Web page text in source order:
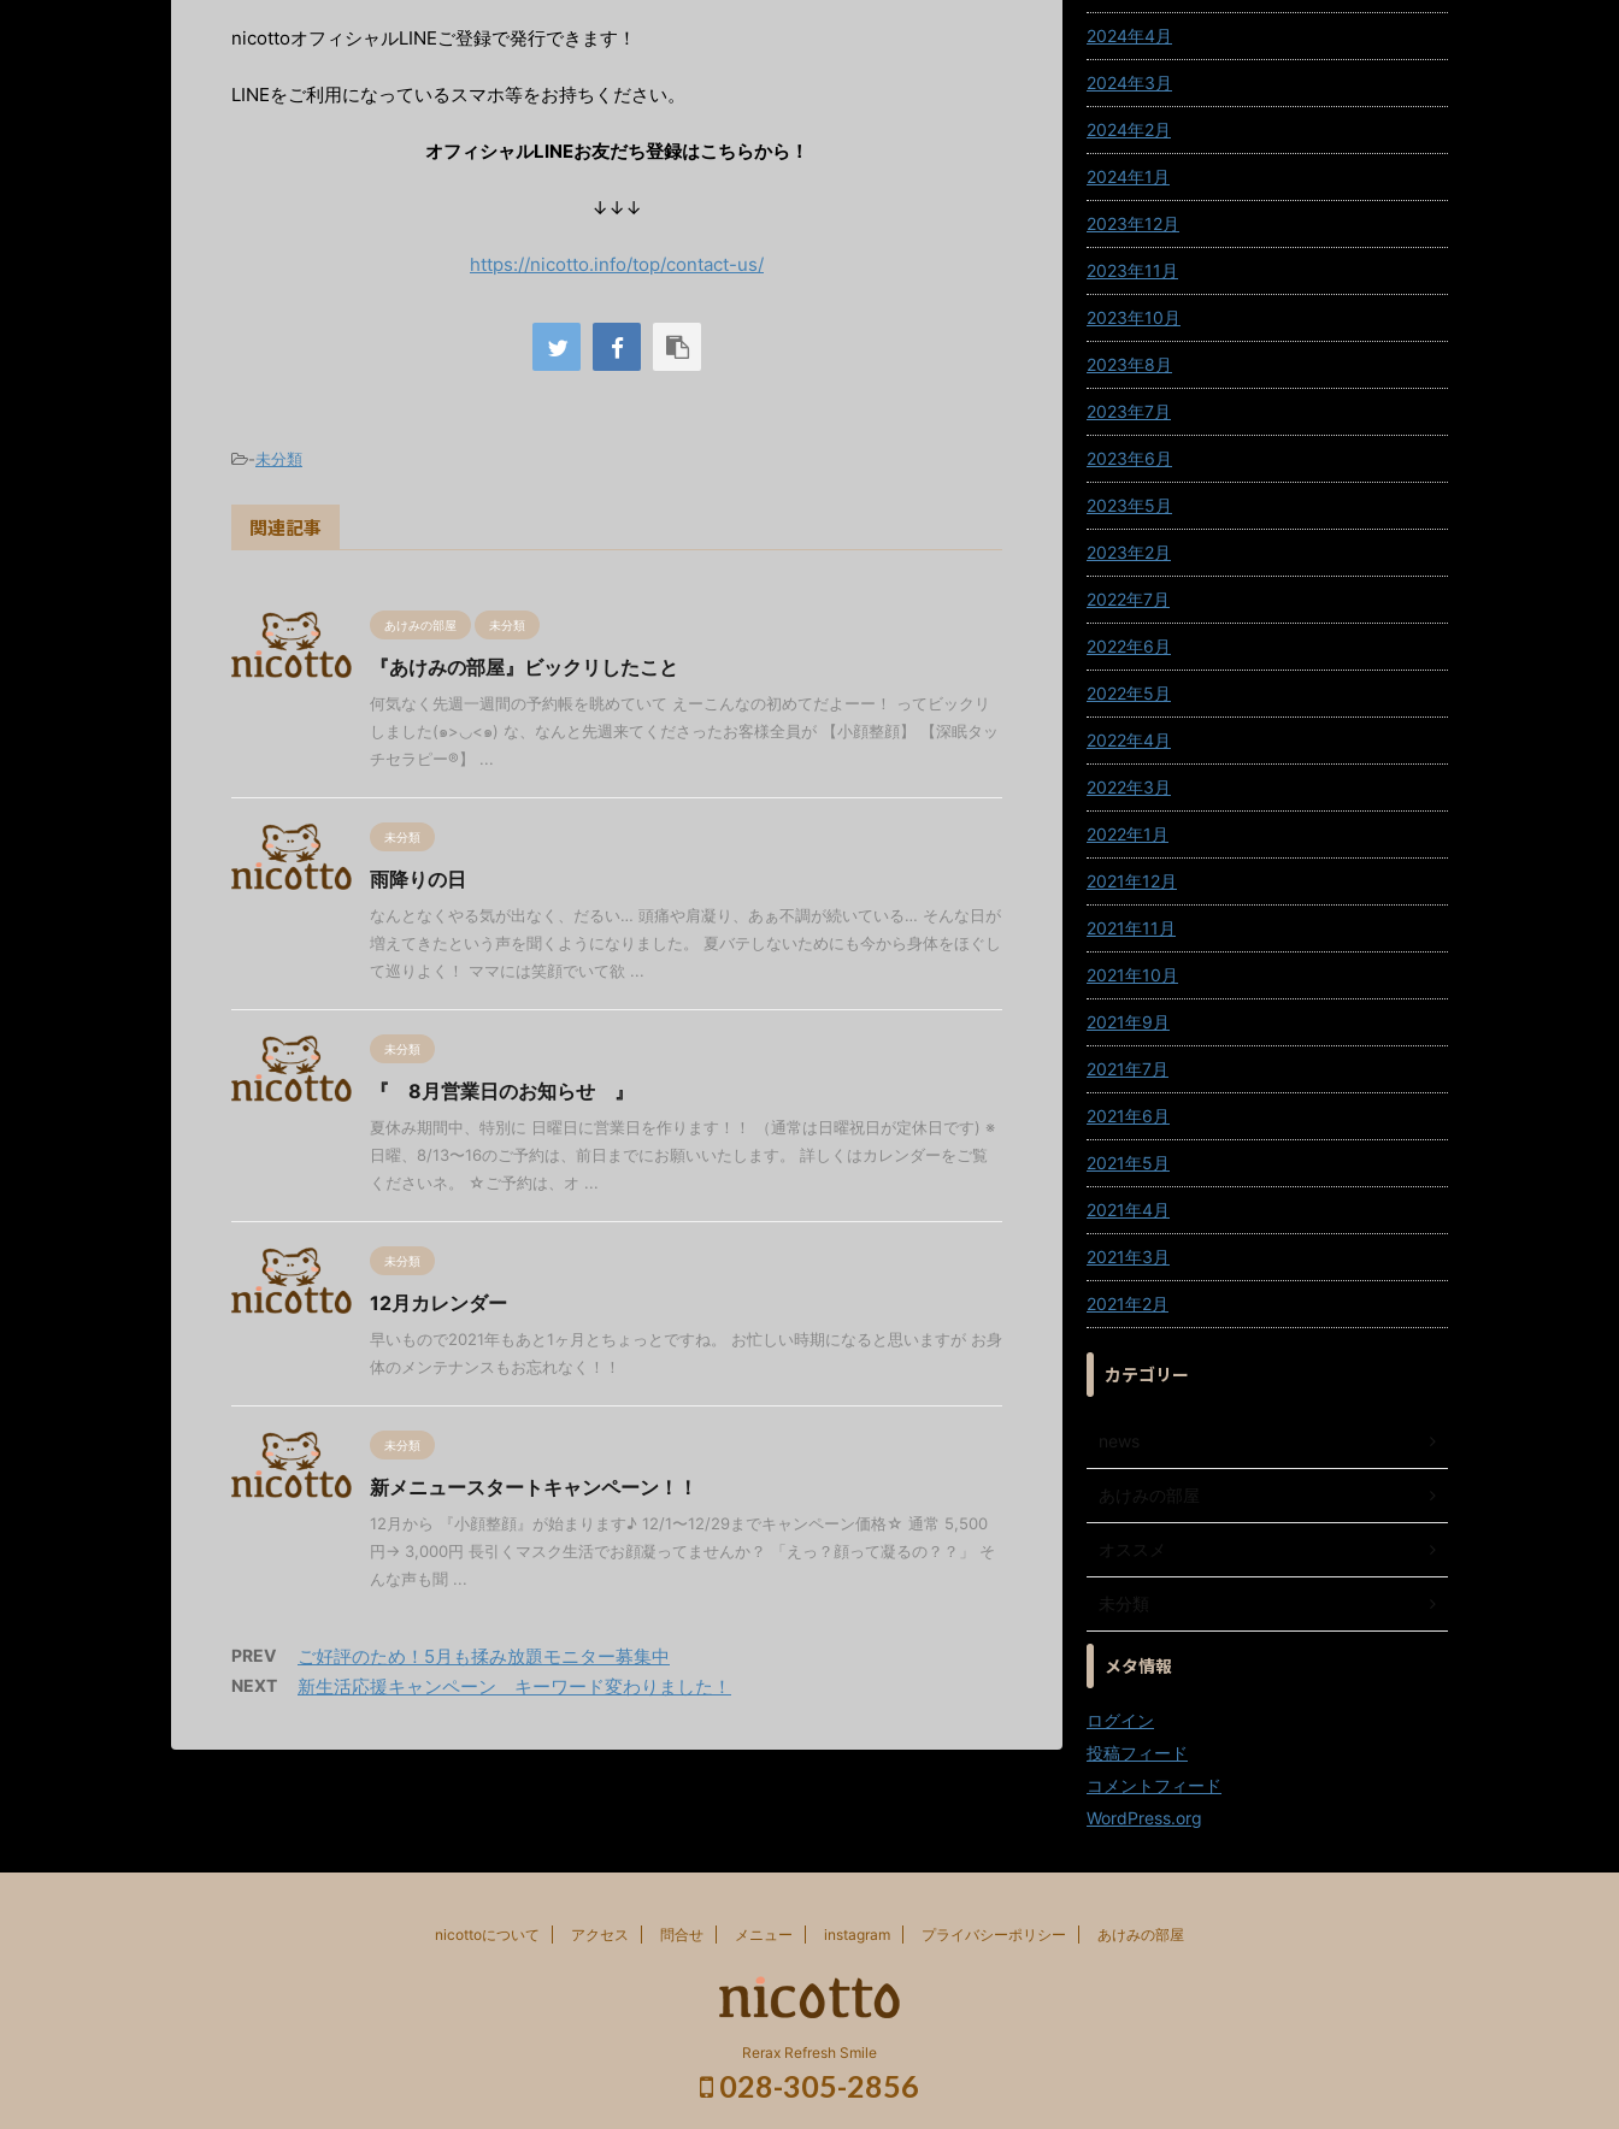
nicottoオフィシャルLINEご登録で発行できます！
LINEをご利用になっているスマホ等をお持ちください。
オフィシャルLINEお友だち登録はこちらから！
↓↓↓
https://nicotto.info/top/contact-us/
-未分類
関連記事
あけみの部屋 未分類
『あけみの部屋』ビックリしたこと
何気なく先週一週間の予約帳を眺めていて えーこんなの初めてだよーー！ ってビックリ
しました(๑>◡<๑) な、なんと先週来てくださったお客様全員が 【小顔整顔】 【深眠タッ
チセラピー®︎】 ...
未分類
雨降りの日
なんとなくやる気が出なく、だるい… 頭痛や肩凝り、あぁ不調が続いている… そんな日が
増えてきたという声を聞くようになりました。 夏バテしないためにも今から身体をほぐし
て巡りよく！ ママには笑顔でいて欲 ...
未分類
『 8月営業日のお知らせ 』
夏休み期間中、特別に 日曜日に営業日を作ります！！ （通常は日曜祝日が定休日です) ※
日曜、8/13〜16のご予約は、前日までにお願いいたします。 詳しくはカレンダーをご覧
くださいネ。 ☆ご予約は、オ ...
未分類
12月カレンダー
早いもので2021年もあと1ヶ月とちょっとですね。 お忙しい時期になると思いますが お身
体のメンテナンスもお忘れなく！！
未分類
新メニュースタートキャンペーン！！
12月から 『小顔整顔』が始まります♪ 12/1〜12/29までキャンペーン価格☆ 通常 5,500
円→ 3,000円 長引くマスク生活でお顔凝ってませんか？ 「えっ？顔って凝るの？？」 そ
んな声も聞 ...
PREV ご好評のため！5月も揉み放題モニター募集中
NEXT 新生活応援キャンペーン キーワード変わりました！
2024年4月
2024年3月
2024年2月
2024年1月
2023年12月
2023年11月
2023年10月
2023年8月
2023年7月
2023年6月
2023年5月
2023年2月
2022年7月
2022年6月
2022年5月
2022年4月
2022年3月
2022年1月
2021年12月
2021年11月
2021年10月
2021年9月
2021年7月
2021年6月
2021年5月
2021年4月
2021年3月
2021年2月
カテゴリー
news
あけみの部屋
オススメ
未分類
メタ情報
ログイン
投稿フィード
コメントフィード
WordPress.org
nicottoについて アクセス 問合せ メニュー instagram プライバシーポリシー あけみの部屋
Rerax Refresh Smile
028-305-2856